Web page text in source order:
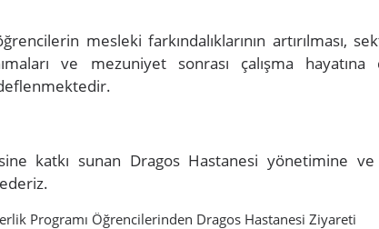
mesleki farkındalıklarının artırılması,
ve mezuniyet sonrası çalışma hayatına
katkı sunan Dragos Hastanesi yönetimine
Programı Öğrencilerinden Dragos Hastanesi Ziyareti